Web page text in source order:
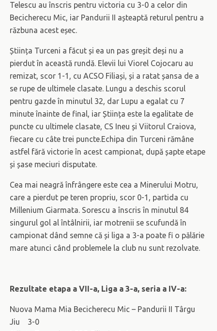
Telescu au înscris pentru victoria cu 3-0 a celor din
Becicherecu Mic, iar Pandurii II așteaptă returul pentru a
răzbuna acest eșec.
Știința Turceni a făcut și ea un pas greșit deși nu a
pierdut în această rundă. Elevii lui Viorel Cojocaru au
remizat, scor 1-1, cu ACSO Filiași, și a ratat șansa de a
se rupe de ultimele clasate. Lungu a deschis scorul
pentru gazde în minutul 32, dar Lupu a egalat cu 7
minute înainte de final, iar Știința este la egalitate de
puncte cu ultimele clasate, CS Ineu și Viitorul Craiova,
fiecare cu câte trei puncte.Echipa din Turceni rămâne
astfel fără victorie în acest campionat, după șapte etape
și șase meciuri disputate.
Cea mai neagră înfrângere este cea a Minerului Motru,
care a pierdut pe teren propriu, scor 0-1, partida cu
Millenium Giarmata. Sorescu a înscris în minutul 84
singurul gol al întâlnirii, iar motrenii se scufundă în
campionat dând semne că și liga a 3-a poate fi o pălărie
mare atunci când problemele la club nu sunt rezolvate.
Rezultate etapa a VII-a, Liga a 3-a, seria a IV-a:
Nuova Mama Mia Becicherecu Mic – Pandurii II Târgu
Jiu 3-0